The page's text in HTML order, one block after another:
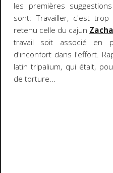
les premières
sont: Travailler, c'est trop
retenu celle du cajun
travail soit associé en
d'inconfort dans l'effort.
latin tripalium, qui était,
de torture...